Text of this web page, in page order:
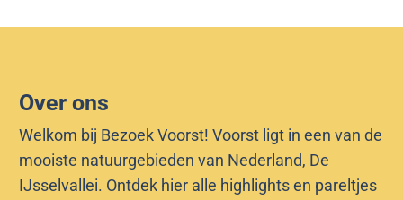
p
s
Over ons
Welkom bij Bezoek Voorst! Voorst ligt in een van de
mooiste natuurgebieden van Nederland, De
IJsselvallei. Ontdek hier alle highlights en pareltjes